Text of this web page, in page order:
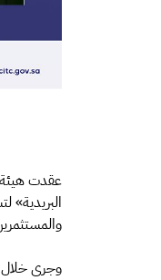
عقدت هيئة
وجرى خلال